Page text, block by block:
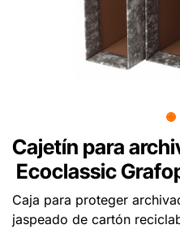
Cajetín para
Ecoclassic
Caja para proteger
jaspeado de cartón